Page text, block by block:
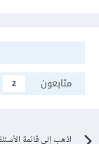
متابعون
2
اذهب إلى قائمة الأسئلة